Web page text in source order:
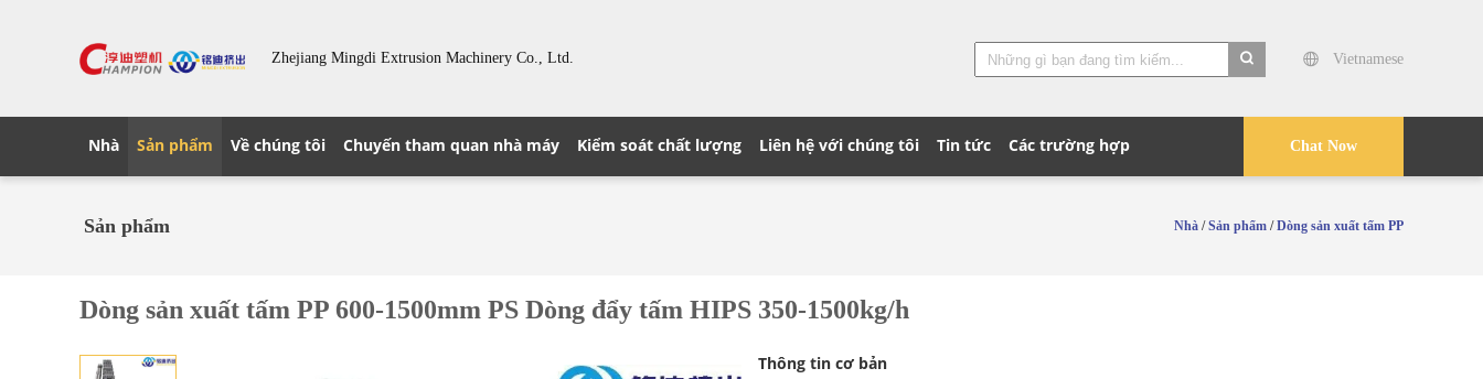
Zhejiang Mingdi Extrusion Machinery Co., Ltd.
Vietnamese
Chat Now
Nhà Sản phẩm Về chúng tôi Chuyến tham quan nhà máy Kiểm soát chất lượng Liên hệ với chúng tôi Tin tức Các trường hợp
Sản phẩm Nhà /Sản phẩm /Dòng sản xuất tấm PP
Dòng sản xuất tấm PP 600-1500mm PS Dòng đẩy tấm HIPS 350-1500kg/h
Thông tin cơ bản